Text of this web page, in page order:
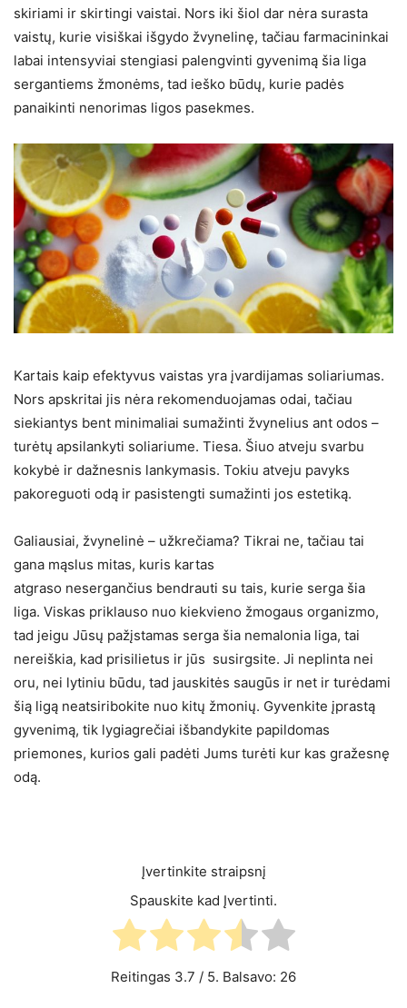
skiriami ir skirtingi vaistai. Nors iki šiol dar nėra surasta
vaistų, kurie visiškai išgydo žvynelinę, tačiau farmacininkai
labai intensyviai stengiasi palengvinti gyvenimą šia liga
sergantiems žmonėms, tad ieško būdų, kurie padės
panaikinti nenorimas ligos pasekmes.
Kartais kaip efektyvus vaistas yra įvardijamas soliariumas.
Nors apskritai jis nėra rekomenduojamas odai, tačiau
siekiantys bent minimaliai sumažinti žvynelius ant odos –
turėtų apsilankyti soliariume. Tiesa. Šiuo atveju svarbu
kokybė ir dažnesnis lankymasis. Tokiu atveju pavyks
pakoreguoti odą ir pasistengti sumažinti jos estetiką.
Galiausiai, žvynelinė – užkrečiama? Tikrai ne, tačiau tai
gana mąslus mitas, kuris kartas
atgraso nesergančius bendrauti su tais, kurie serga šia
liga. Viskas priklauso nuo kiekvieno žmogaus organizmo,
tad jeigu Jūsų pažįstamas serga šia nemalonia liga, tai
nereiškia, kad prisilietus ir jūs susirgsite. Ji neplinta nei
oru, nei lytiniu būdu, tad jauskitės saugūs ir net ir turėdami
šią ligą neatsiribokite nuo kitų žmonių. Gyvenkite įprastą
gyvenimą, tik lygiagrečiai išbandykite papildomas
priemones, kurios gali padėti Jums turėti kur kas gražesnę
odą.
Įvertinkite straipsnį
Spauskite kad Įvertinti.
Reitingas 3.7 / 5. Balsavo: 26